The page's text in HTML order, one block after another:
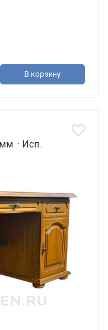
В корзину
· Исп..